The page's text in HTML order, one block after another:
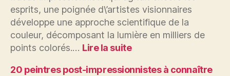
esprits, une poignée d\’artistes visionnaires
développe une approche scientifique de la
couleur, décomposant la lumière en milliers de
points colorés.… Lire la suite:
peintres
20 peintres post-impressionnistes à connaître